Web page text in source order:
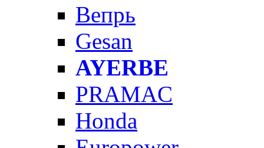
Вепрь
Gesan
AYERBE
PRAMAC
Honda